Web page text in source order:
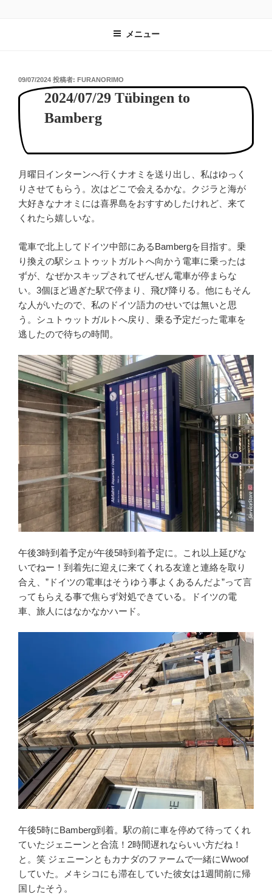
メニュー
投
09/07/2024 投稿者: FURANORIMO
2024/07/29 Tübingen to
Bamberg
月曜日インターンへ行くナオミを送り出し、私はゆっく
りさせてもらう。次はどこで会えるかな。クジラと海が
大好きなナオミには喜界島をおすすめしたけれど、来て
くれたら嬉しいな。
電車で北上してドイツ中部にあるBambergを目指す。乗
り換えの駅シュトゥットガルトへ向かう電車に乗ったは
ずが、なぜかスキップされてぜんぜん電車が停まらな
い。3個ほど過ぎた駅で停まり、飛び降りる。他にもそん
な人がいたので、私のドイツ語力のせいでは無いと思
う。シュトゥットガルトへ戻り、乗る予定だった電車を
逃したので待ちの時間。
午後3時到着予定が午後5時到着予定に。これ以上延びな
いでねー！到着先に迎えに来てくれる友達と連絡を取り
合え、”ドイツの電車はそうゆう事よくあるんだよ”って言
ってもらえる事で焦らず対処できている。ドイツの電
車、旅人にはなかなかハード。
午後5時にBamberg到着。駅の前に車を停めて待ってくれ
ていたジェニーンと合流！2時間遅れならいい方だね！
と。笑 ジェニーンともカナダのファームで一緒にWwoof
していた。メキシコにも滞在していた彼女は1週間前に帰
国したそう。